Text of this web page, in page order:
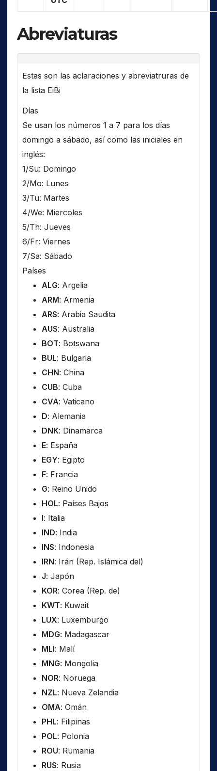
Abreviaturas
Estas son las aclaraciones y abreviatruras de
la lista EiBi
Días
Se usan los números 1 a 7 para los días
domingo a sábado, así como las iniciales en
inglés:
1/Su: Domingo
2/Mo: Lunes
3/Tu: Martes
4/We: Miercoles
5/Th: Jueves
6/Fr: Viernes
7/Sa: Sábado
Países
ALG: Argelia
ARM: Armenia
ARS: Arabia Saudita
AUS: Australia
BOT: Botswana
BUL: Bulgaria
CHN: China
CUB: Cuba
CVA: Vaticano
D: Alemania
DNK: Dinamarca
E: España
EGY: Egipto
F: Francia
G: Reino Unido
HOL: Países Bajos
I: Italia
IND: India
INS: Indonesia
IRN: Irán (Rep. Islámica del)
J: Japón
KOR: Corea (Rep. de)
KWT: Kuwait
LUX: Luxemburgo
MDG: Madagascar
MLI: Malí
MNG: Mongolia
NOR: Noruega
NZL: Nueva Zelandia
OMA: Omán
PHL: Filipinas
POL: Polonia
ROU: Rumania
RUS: Rusia